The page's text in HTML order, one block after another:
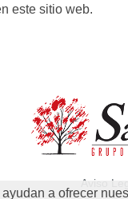
este sitio web.
Aviso
a ofrecer